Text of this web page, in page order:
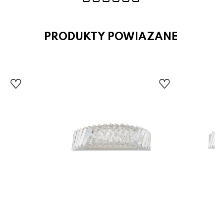
PRODUKTY POWIAZANE